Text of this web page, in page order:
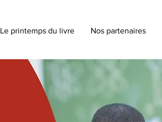
Le printemps du livre Nos partenaires